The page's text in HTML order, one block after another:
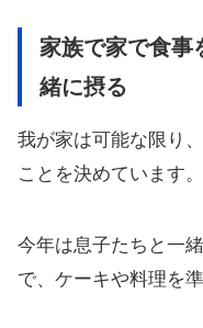
家族で家で食事
緒に摂る
我が家は可能な限り
ことを決めています。
今年は息子たちと一
で、ケーキや料理を